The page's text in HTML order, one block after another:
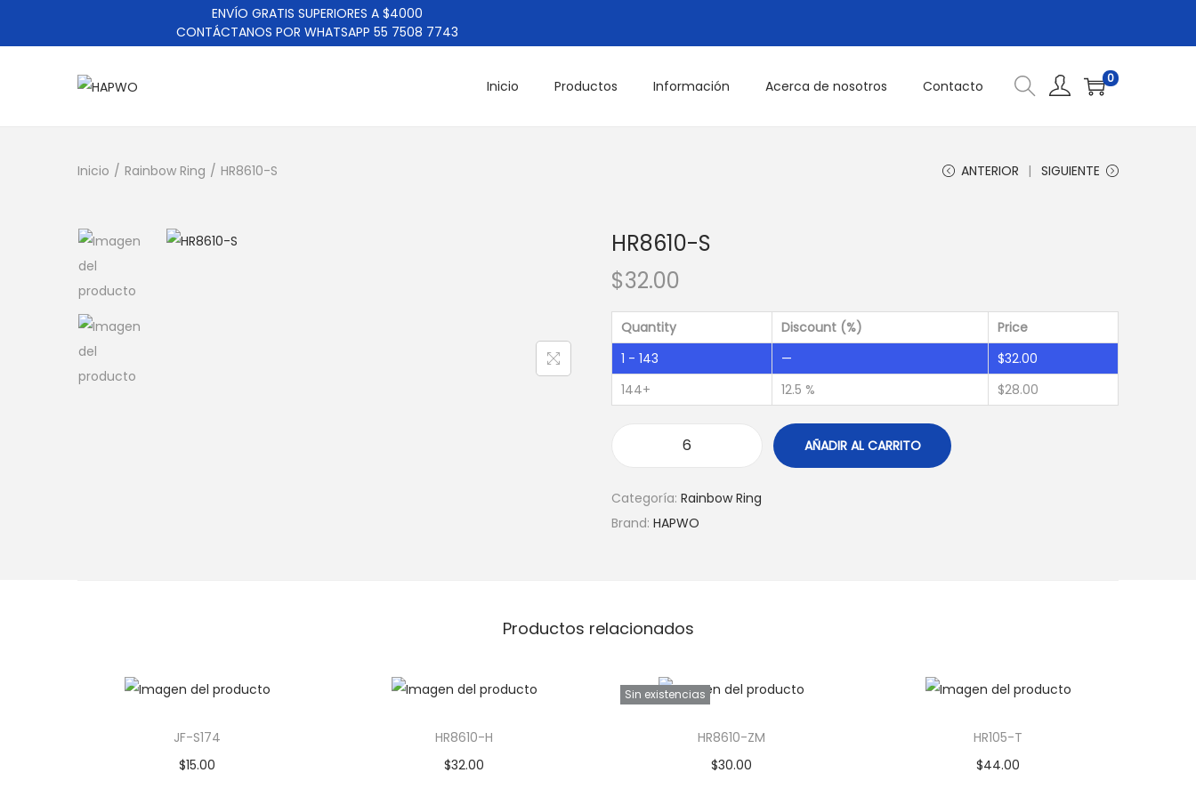
ENVÍO GRATIS SUPERIORES A $4000
CONTÁCTANOS POR WHATSAPP 55 7508 7743
Inicio Productos Información Acerca de nosotros Contacto 0
Inicio / Rainbow Ring / HR8610-S ANTERIOR SIGUIENTE
HR8610-S
$32.00
Quantity Discount (%)
Price
1 - 143
— $32.00
144+
12.5 % $28.00
AÑADIR AL CARRITO
Categoría: Rainbow Ring
Brand: HAPWO
Productos relacionados
JF-S174
$15.00
HR8610-H
$32.00
Sin existencias
HR8610-ZM
$30.00
HR105-T
$44.00